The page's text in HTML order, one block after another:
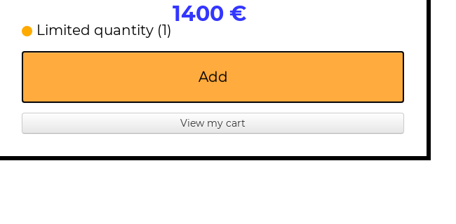
1400 €
Limited quantity (1)
Add
View my cart